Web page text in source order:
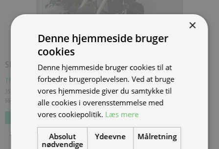
SPAR 20.000,00 KR.
Thundervolt NK-E 72V40Ah - Sort (THU-NK-E-2022-BLK-1 )
35.000,00 kr. Inkl. moms.
55.000,00 kr.
Vejl. inkl. moms.
×
Denne hjemmeside bruger
cookies
Denne hjemmeside bruger cookies til at
forbedre brugeroplevelsen. Ved at bruge
vores hjemmeside giver du samtykke til
alle cookies i overensstemmelse med
vores cookiepolitik. Læs mere
Absolut
nødvendige
Ydeevne Målretning